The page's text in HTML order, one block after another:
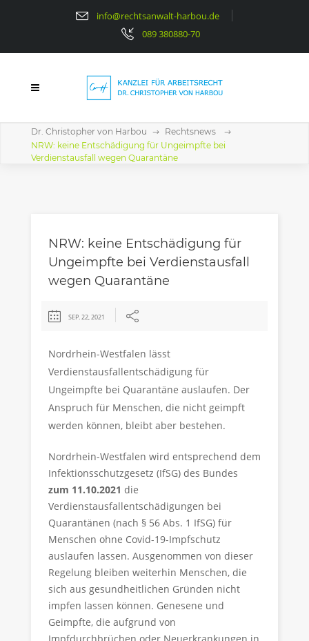
info@rechtsanwalt-harbou.de
089 380880-70
Dr. Christopher von Harbou
Rechtsnews
NRW: keine Entschädigung für Ungeimpfte bei
Verdienstausfall wegen Quarantäne
NRW: keine Entschädigung für
Ungeimpfte bei Verdienstausfall
wegen Quarantäne
SEP. 22, 2021
Nordrhein-Westfalen lässt
Verdienstausfallentschädigung für
Ungeimpfte bei Quarantäne auslaufen. Der
Anspruch für Menschen, die nicht geimpft
werden können, bleibt aber bestehen.
Nordrhein-Westfalen wird entsprechend dem
Infektionsschutzgesetz (IfSG) des Bundes
zum 11.10.2021 die
Verdienstausfallentschädigungen bei
Quarantänen (nach § 56 Abs. 1 IfSG) für
Menschen ohne Covid-19-Impfschutz
auslaufen lassen. Ausgenommen von dieser
Regelung bleiben weiterhin Menschen, die
sich aus gesundheitlichen Gründen nicht
impfen lassen können. Genesene und
Geimpfte, die aufgrund von